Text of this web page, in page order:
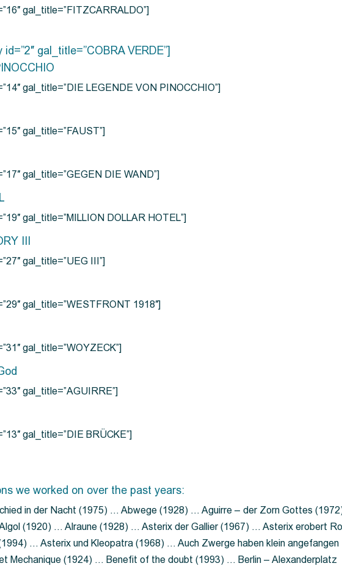
gal_title=”FITZCARRALDO”]
gal_title=”COBRA VERDE”]
gal_title=”DIE LEGENDE VON PINOCCHIO”]
gal_title=”FAUST”]
gal_title=”GEGEN DIE WAND”]
gal_title=”MILLION DOLLAR HOTEL”]
III
gal_title=”UEG III”]
gal_title=”WESTFRONT 1918″]
gal_title=”WOYZECK”]
gal_title=”AGUIRRE”]
gal_title=”DIE BRÜCKE”]
we worked on over the past years:
in der Nacht (1975) … Abwege (1928) … Aguirre – der Zorn Gottes
(1920) … Alraune (1928) … Asterix der Gallier (1967) … Asterix erobert
… Asterix und Kleopatra (1968) … Auch Zwerge haben klein angefangen
Mechanique (1924) … Benefit of the doubt (1993) … Berlin – Alexanderplatz